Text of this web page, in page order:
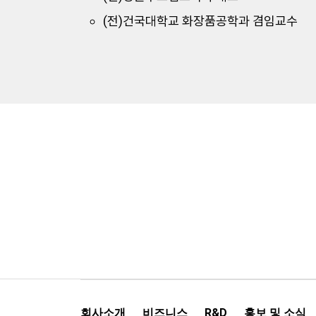
(전)건국대학교 화장품공학과 겸임교수
회사소개 비즈니스 R&D 홍보 및 소식